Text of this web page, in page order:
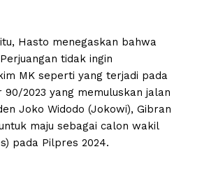
Hasto menegaskan bahwa
tidak ingin
MK seperti yang terjadi pada
90/2023 yang memuluskan jalan
Joko Widodo (Jokowi), Gibran
maju sebagai calon wakil
pada Pilpres 2024.